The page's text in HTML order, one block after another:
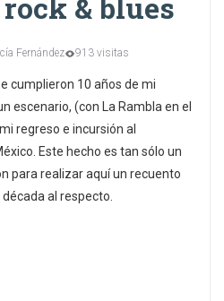
Fernández 913 visitas
cumplieron 10 años de mi
escenario, (con La Rambla en el
regreso e incursión al
Este hecho es tan sólo un
para realizar aquí un recuento
al respecto.